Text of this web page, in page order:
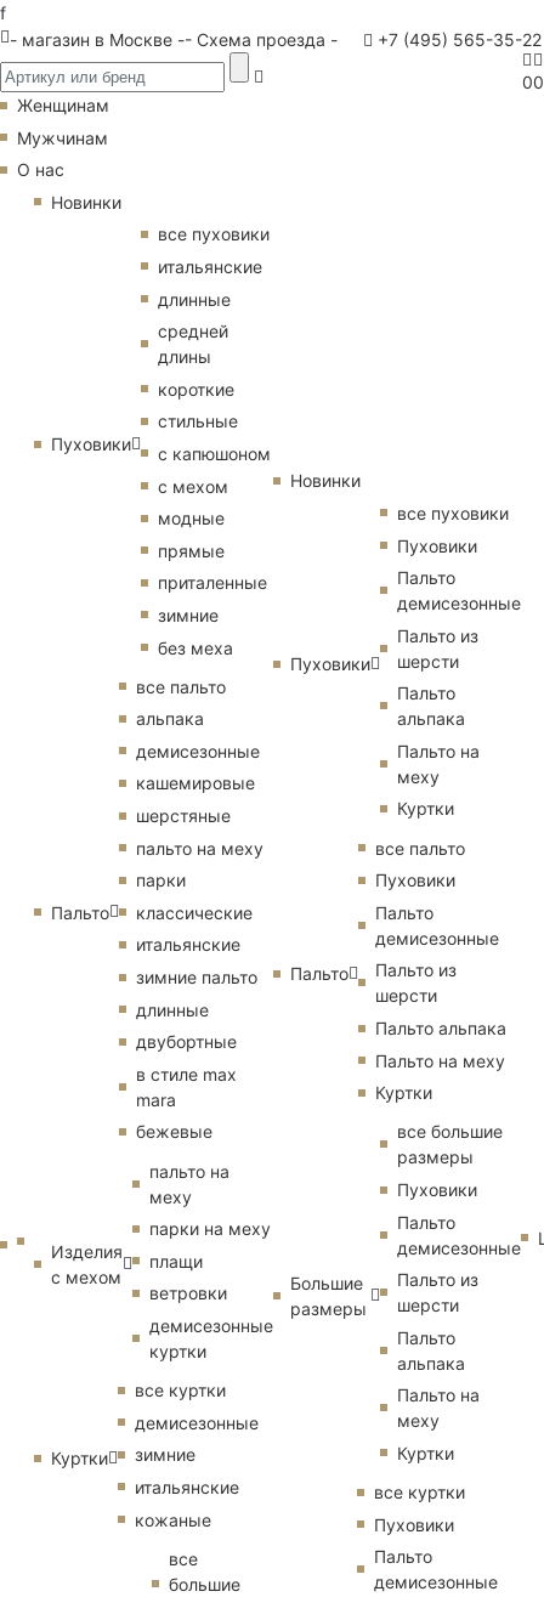
f
- магазин в Москве -- Схема проезда - +7 (495) 565-35-22
00
Женщинам
Мужчинам
О нас
Новинки
Пуховики
все пуховики
итальянские
длинные
средней
длины
короткие
стильные
с капюшоном
с мехом
модные
прямые
приталенные
зимние
без меха
Пальто
все пальто
альпака
демисезонные
кашемировые
шерстяные
пальто на меху
парки
классические
итальянские
зимние пальто
длинные
двубортные
в стиле max
mara
бежевые
Изделия
с мехом
пальто на
меху
парки на меху
плащи
ветровки
демисезонные
куртки
Куртки
все куртки
демисезонные
зимние
итальянские
кожаные
все
большие
Новинки
Пуховики
все пуховики
Пуховики
Пальто
демисезонные
Пальто из
шерсти
Пальто
альпака
Пальто на
меху
Куртки
Пальто
все пальто
Пуховики
Пальто
демисезонные
Пальто из
шерсти
Пальто альпака
Пальто на меху
Куртки
Большие
размеры
все большие
размеры
Пуховики
Пальто
демисезонные
Пальто из
шерсти
Пальто
альпака
Пальто на
меху
Куртки
все куртки
Пуховики
Пальто
демисезонные